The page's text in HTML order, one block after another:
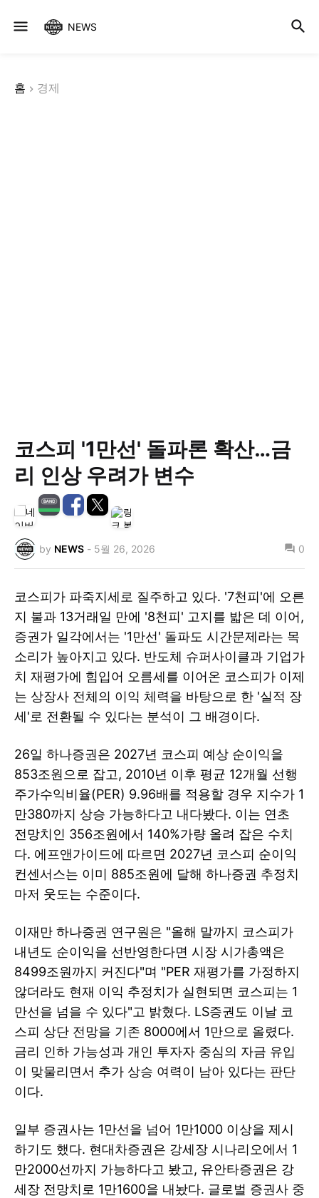
NEWS
홈 경제
코스피 '1만선' 돌파론 확산…금
리 인상 우려가 변수
by NEWS - 5월 26, 2026 0
코스피가 파죽지세로 질주하고 있다. '7천피'에 오른
지 불과 13거래일 만에 '8천피' 고지를 밟은 데 이어,
증권가 일각에서는 '1만선' 돌파도 시간문제라는 목
소리가 높아지고 있다. 반도체 슈퍼사이클과 기업가
치 재평가에 힘입어 오름세를 이어온 코스피가 이제
는 상장사 전체의 이익 체력을 바탕으로 한 '실적 장
세'로 전환될 수 있다는 분석이 그 배경이다.
26일 하나증권은 2027년 코스피 예상 순이익을
853조원으로 잡고, 2010년 이후 평균 12개월 선행
주가수익비율(PER) 9.96배를 적용할 경우 지수가 1
만380까지 상승 가능하다고 내다봤다. 이는 연초
전망치인 356조원에서 140%가량 올려 잡은 수치
다. 에프앤가이드에 따르면 2027년 코스피 순이익
컨센서스는 이미 885조원에 달해 하나증권 추정치
마저 웃도는 수준이다.
이재만 하나증권 연구원은 "올해 말까지 코스피가
내년도 순이익을 선반영한다면 시장 시가총액은
8499조원까지 커진다"며 "PER 재평가를 가정하지
않더라도 현재 이익 추정치가 실현되면 코스피는 1
만선을 넘을 수 있다"고 밝혔다. LS증권도 이날 코
스피 상단 전망을 기존 8000에서 1만으로 올렸다.
금리 인하 가능성과 개인 투자자 중심의 자금 유입
이 맞물리면서 추가 상승 여력이 남아 있다는 판단
이다.
일부 증권사는 1만선을 넘어 1만1000 이상을 제시
하기도 했다. 현대차증권은 강세장 시나리오에서 1
만2000선까지 가능하다고 봤고, 유안타증권은 강
세장 전망치로 1만1600을 내놨다. 글로벌 증권사 중